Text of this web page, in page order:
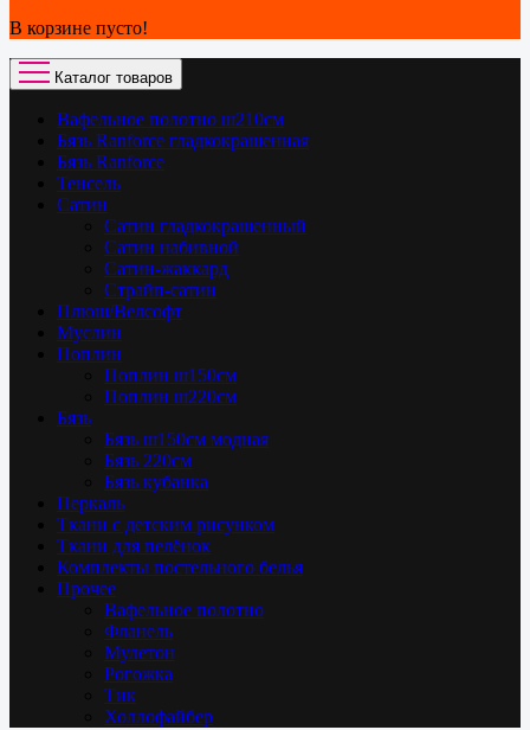
В корзине пусто!
Каталог товаров
Вафельное полотно ш210см
Бязь Ranforce гладкокрашенная
Бязь Ranforce
Тенсель
Сатин
Сатин гладкокрашенный
Сатин набивной
Сатин-жаккард
Страйп-сатин
Плюш/Велсофт
Муслин
Поплин
Поплин ш150см
Поплин ш220см
Бязь
Бязь ш150см модная
Бязь 220см
Бязь кубанка
Перкаль
Ткани с детским рисунком
Ткани для пелёнок
Комплекты постельного белья
Прочее
Вафельное полотно
Фланель
Мулетон
Рогожка
Тик
Холлофайбер